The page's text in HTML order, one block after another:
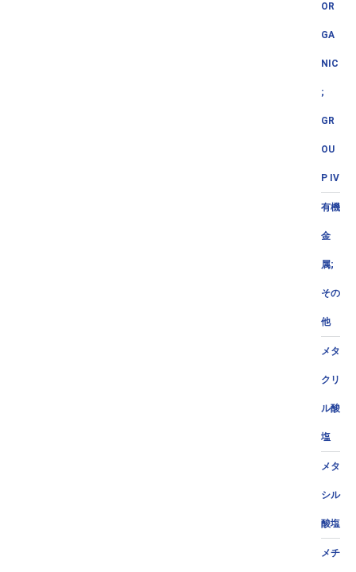
OR
GA
NIC
;
GR
OU
P IV
有機
金
属;
その
他
メタ
クリ
ル酸
塩
メタ
シル
酸塩
メチ